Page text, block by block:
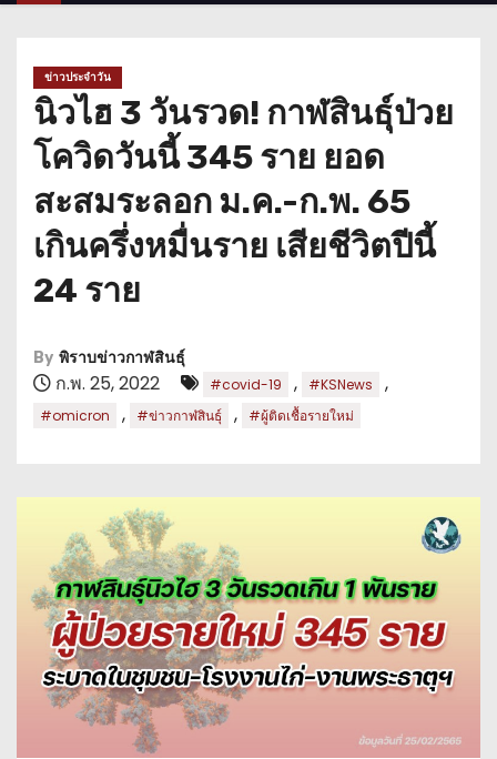
ข่าวประจำวัน
นิวไฮ 3 วันรวด! กาฬสินธุ์ป่วย
โควิดวันนี้ 345 ราย ยอด
สะสมระลอก ม.ค.-ก.พ. 65
เกินครึ่งหมื่นราย เสียชีวิตปีนี้
24 ราย
By พิราบข่าวกาฬสินธุ์
ก.พ. 25, 2022 #covid-19 , #KSNews ,
#omicron , #ข่าวกาฬสินธุ์ , #ผู้ติดเชื้อรายใหม่